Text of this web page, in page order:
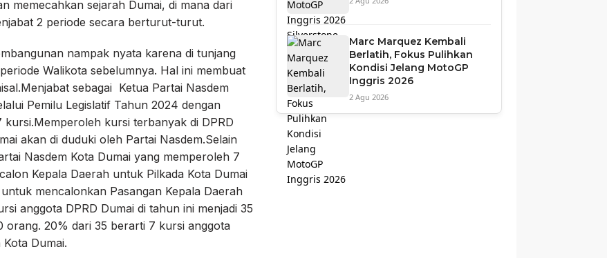
memecahkan sejarah Dumai, di mana dari
2 periode secara berturut-turut.
nampak nyata karena di tunjang
Walikota sebelumnya. Hal ini membuat
sebagai Ketua Partai Nasdem
Pemilu Legislatif Tahun 2024 dengan
kursi terbanyak di DPRD
akan di duduki oleh Partai Nasdem.Selain
Nasdem Kota Dumai yang memperoleh 7
Kepala Daerah untuk Pilkada Kota Dumai
mencalonkan Pasangan Kepala Daerah
anggota DPRD Dumai di tahun ini menjadi 35
orang. 20% dari 35 berarti 7 kursi anggota
Dumai.
Marc Marquez Kembali
Berlatih, Fokus Pulihkan
Kondisi Jelang MotoGP
Inggris 2026
2 Agu 2026